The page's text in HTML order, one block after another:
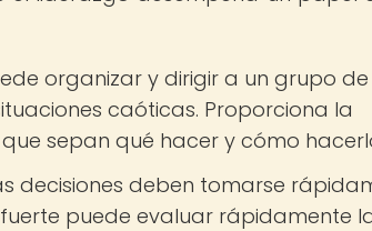
organizar y dirigir a un grupo de
caóticas. Proporciona la
sepan qué hacer y cómo
decisiones deben tomarse
puede evaluar rápidamente